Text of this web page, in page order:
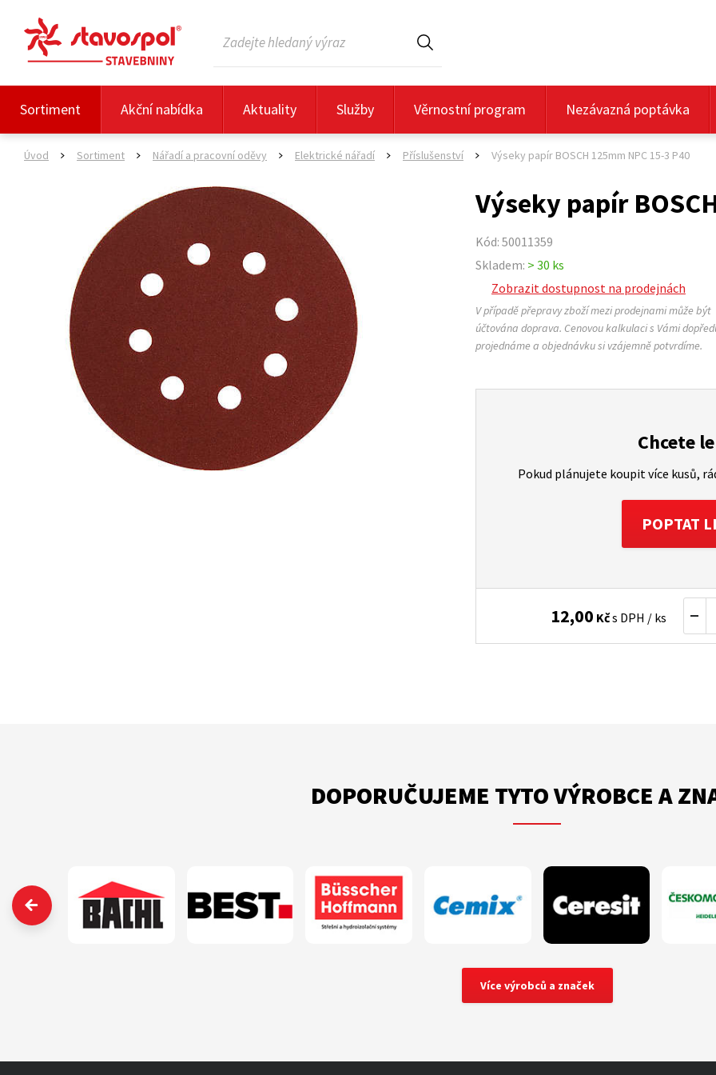
Sortiment Akční nabídka Aktuality Služby Věrnostní program Nezávazná poptávka
Úvod Sortiment Nářadí a pracovní oděvy Elektrické nářadí Příslušenství Výseky papír BOSCH 125mm NPC 15-3 P40
Výseky papír
Kód: 50011359
Skladem: > 30 ks
Zobrazit dostupnost na prodejnách
V případě přepravy zboží mezi prodejnami může být
účtována doprava. Cenovou kalkulaci s Vámi
projednáme a objednávku si vzájemně potvrdíme.
Chcete
Pokud plánujete koupit více kusů,
POPTAT
12,00 Kčs DPH / ks
DOPORUČUJEME TYTO VÝROBCE A
‹
Více výrobců a značek